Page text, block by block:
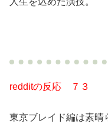
redditの反応 ７３
東京ブレイド編は素晴